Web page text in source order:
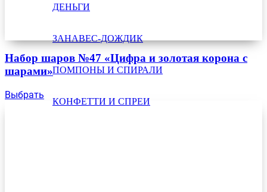
ДЕНЬГИ
ЗАНАВЕС-ДОЖДИК
ПОМПОНЫ И СПИРАЛИ
КОНФЕТТИ И СПРЕИ
Набор шаров №47 «Цифра и золотая корона с
шарами»
Выбрать